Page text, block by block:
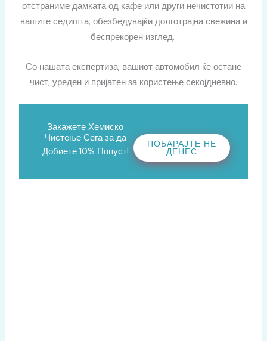
отстраниме дамката од кафе или други нечистотии на
вашите седишта, обезбедувајќи долготрајна свежина и
беспрекорен изглед.
Со нашата експертиза, вашиот автомобил ќе остане
чист, уреден и пријатен за користење секојдневно.
Закажете Хемиско
Чистење Сега за да
Добиете 10% Попуст!
ПОБАРАЈТЕ НЕ
ДЕНЕС